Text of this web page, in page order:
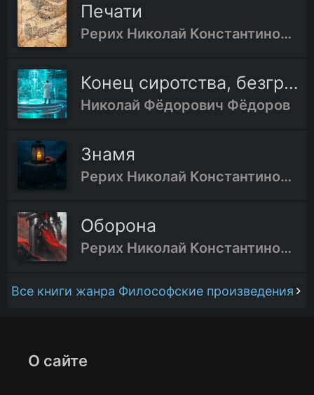
Печати
Рерих Николай Константинович
Конец сиротства, безграничное родство
Николай Фёдорович Фёдоров
Знамя
Рерих Николай Константинович
Оборона
Рерих Николай Константинович
Все книги жанра Философские произведения
О сайте